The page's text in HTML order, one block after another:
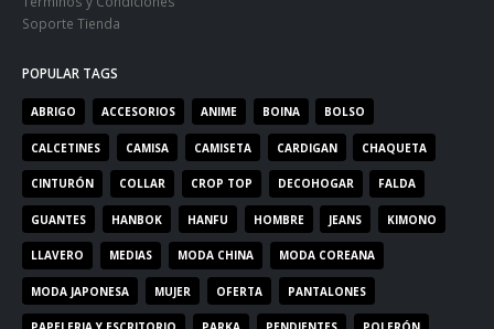
Soporte Tienda
POPULAR TAGS
ABRIGO ACCESORIOS ANIME BOINA BOLSO
CALCETINES CAMISA CAMISETA CARDIGAN CHAQUETA
CINTURÓN COLLAR CROP TOP DECOHOGAR FALDA
GUANTES HANBOK HANFU HOMBRE JEANS KIMONO
LLAVERO MEDIAS MODA CHINA MODA COREANA
MODA JAPONESA MUJER OFERTA PANTALONES